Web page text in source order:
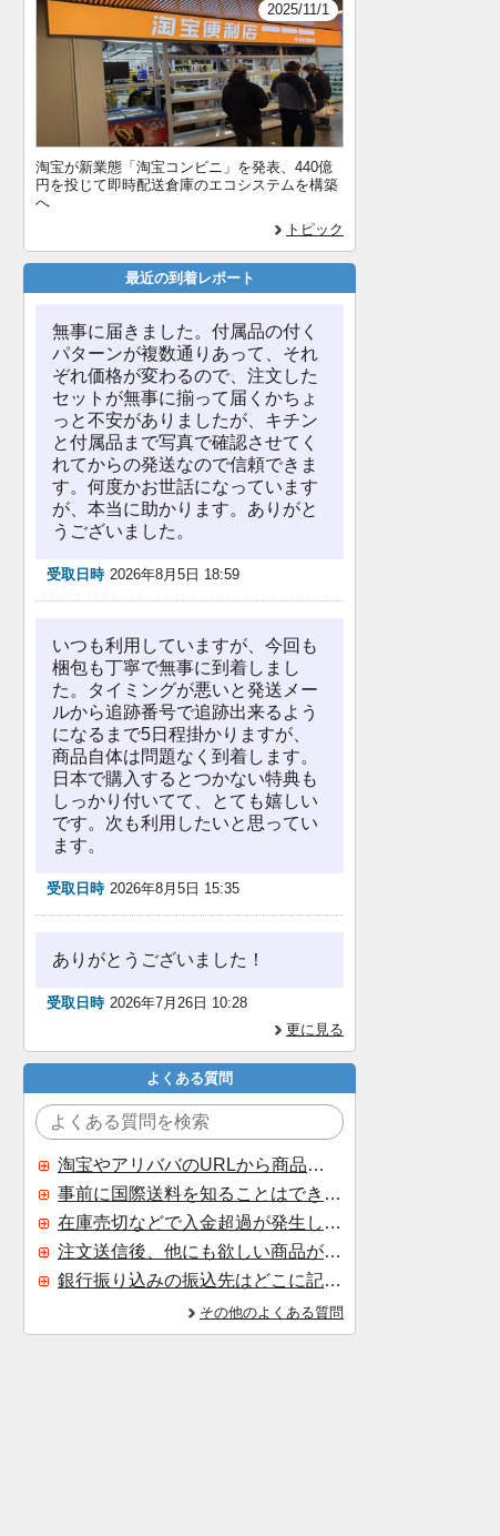
2025/11/1
淘宝が新業態「淘宝コンビニ」を発表、440億
円を投じて即時配送倉庫のエコシステムを構築
へ
トピック
最近の到着レポート
無事に届きました。付属品の付く
パターンが複数通りあって、それ
ぞれ価格が変わるので、注文した
セットが無事に揃って届くかちょ
っと不安がありましたが、キチン
と付属品まで写真で確認させてく
れてからの発送なので信頼できま
す。何度かお世話になっています
が、本当に助かります。ありがと
うございました。
受取日時 2026年8月5日 18:59
いつも利用していますが、今回も
梱包も丁寧で無事に到着しまし
た。タイミングが悪いと発送メー
ルから追跡番号で追跡出来るよう
になるまで5日程掛かりますが、
商品自体は問題なく到着します。
日本で購入するとつかない特典も
しっかり付いてて、とても嬉しい
です。次も利用したいと思ってい
ます。
受取日時 2026年8月5日 15:35
ありがとうございました！
受取日時 2026年7月26日 10:28
更に見る
よくある質問
淘宝やアリババのURLから商品を探すことはできますか？
事前に国際送料を知ることはできますか？
在庫売切などで入金超過が発生した場合はいつ返金されますか？
注文送信後、他にも欲しい商品が見つかった場合、追加注文できますか？
銀行振り込みの振込先はどこに記載されていますか？
その他のよくある質問